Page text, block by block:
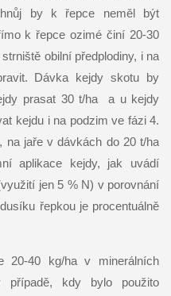
hnůj by k řepce neměl být
k řepce ozimé činí 20-30
obilní předplodiny, i na
Dávka kejdy skotu by
prasat 30 t/ha a u kejdy
kejdu i na podzim ve fázi 4.
na jaře v dávkách do 20 t/ha
aplikace kejdy, jak uvádí
jen 5 % N) v porovnání
řepkou je procentuálně
20-40 kg/ha v minerálních
případě, kdy bylo použito